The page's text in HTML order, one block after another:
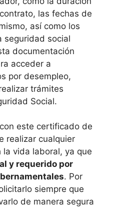
las fechas de
así como los
seguridad social
documentación
acceder a
por desempleo,
trámites
Social.
este certificado de
realizar cualquier
vida laboral, ya que
y requerido por
. Por
siempre que
de manera segura